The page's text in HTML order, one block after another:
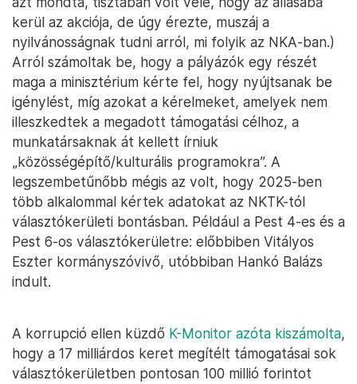
kerül az akciója, de úgy érezte, muszáj a
nyilvánosságnak tudni arról, mi folyik az NKA-ban.)
Arról számoltak be, hogy a pályázók egy részét
maga a minisztérium kérte fel, hogy nyújtsanak be
igénylést, míg azokat a kérelmeket, amelyek nem
illeszkedtek a megadott támogatási célhoz, a
munkatársaknak át kellett írniuk
„közösségépítő/kulturális programokra”. A
legszembetűnőbb mégis az volt, hogy 2025-ben
több alkalommal kértek adatokat az NKTK-tól
választókerületi bontásban. Például a Pest 4-es és a
Pest 6-os választókerületre: előbbiben Vitályos
Eszter kormányszóvivő, utóbbiban Hankó Balázs
indult.
A korrupció ellen küzdő K-Monitor azóta kiszámolta,
hogy a 17 milliárdos keret megítélt támogatásai sok
választókerületben pontosan 100 millió forintot